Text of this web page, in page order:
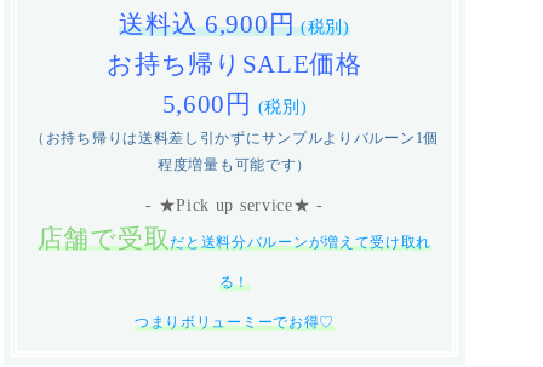
送料込 6,900円(税別)
お持ち帰りSALE価格
5,600円
(税別)
（お持ち帰りは送料差し引かずにサンプルよりバルーン1個
程度増量も可能です）
- ★Pick up service★ -
店舗で受取だと送料分バルーンが増えて受け取れ
る！
つまりボリューミーでお得♡